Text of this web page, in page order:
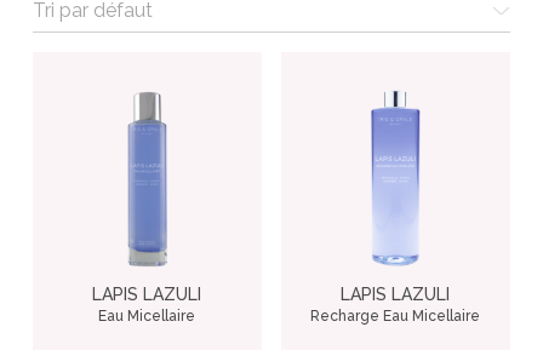
LAPIS LAZULI
Eau Micellaire
LAPIS LAZULI
Recharge Eau Micellaire